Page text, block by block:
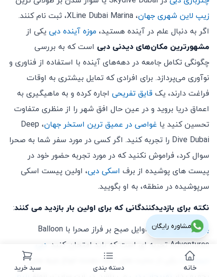
زیپ لاین شهری جهان
، XLine Dubai Marina، ثبت نام کنند.
اگر به دنبال علم در آینده هستید، موزه آینده دبی یکی از
مشهورترین مکان‌های دیدنی دبی است که به بررسی
چگونگی تکامل جامعه در دهه‌های آینده با استفاده از فناوری و
نوآوری می‌پردازد. برای افرادی که تمایل بیشتری به اوقات
فراغت دارند، یک قایق تفریحی اجاره کرده و به ماهیگیری به
اعماق دریا بروید و در عین حال افق شهر را از منظری متفاوت
تحسین کنید یا غواصی در عمیق ترین استخر جهان ، Deep
Dive Dubai را تجربه کنید. اگر کسی در مورد سفر شما به صحرا
سوال کرد، فراموش نکنید که در مورد تجربه حضور خود در
پیست های پوشیده از برف اسکی دبی، اولین پیست اسکی
سرپوشیده در منطقه، به او بگویید.
نکته برای بازدیدکنندگانی که برای اولین بار بازدید می کنند:
بالن سواری دبی
در اوایل صبح بر فراز صحرا با Balloon
Adventures تجربه ای است که باید امتحان کنید.
دبی
دیسکانت
یکی از سایت های ارائه دهنده انواع بلیط های
مشاوره رایگان
خانه دسته بندی سبد خرید